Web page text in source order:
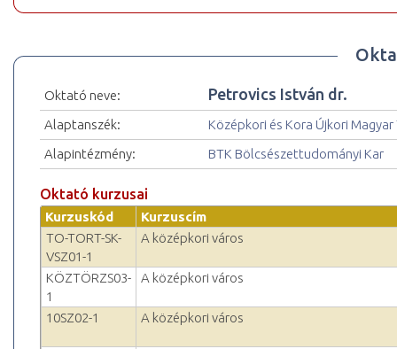
Oktató neve: Petrovics István dr.
Alaptanszék:
Középkori és Kora Újkori
Alapintézmény:
BTK Bölcsészettudományi Kar
Oktató kurzusai
Kurzuskód
Kurzuscím
TO-TORT-SK-
VSZ01-1
A középkori város
KÖZTÖRZS03-
1
A középkori város
10SZ02-1 A középkori város